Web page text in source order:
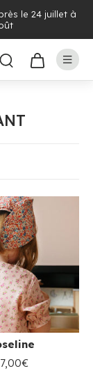
le 24 juillet à